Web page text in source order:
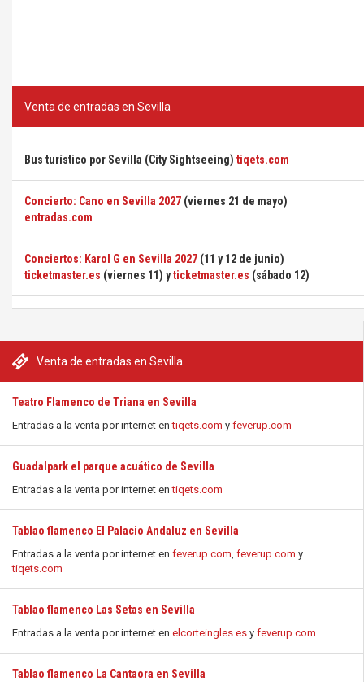
Venta de entradas en Sevilla
Teatro Flamenco de Triana en Sevilla
Entradas a la venta por internet entiqets.com y feverup.com
Guadalpark el parque acuático de Sevilla
Entradas a la venta por internet entiqets.com
Tablao flamenco El Palacio Andaluz en Sevilla
Entradas a la venta por internet en feverup.com, feverup.com y
tiqets.com
Tablao flamenco Las Setas en Sevilla
Entradas a la venta por internet en elcorteingles.es y feverup.com
Tablao flamenco La Cantaora en Sevilla
Venta de entradas en Sevilla
Bus turístico por Sevilla (City Sightseeing) tiqets.com
Concierto: Cano en Sevilla 2027 (viernes 21 de mayo)
entradas.com
Conciertos: Karol G en Sevilla 2027 (11 y 12 de junio)
ticketmaster.es (viernes 11) yticketmaster.es (sábado 12)